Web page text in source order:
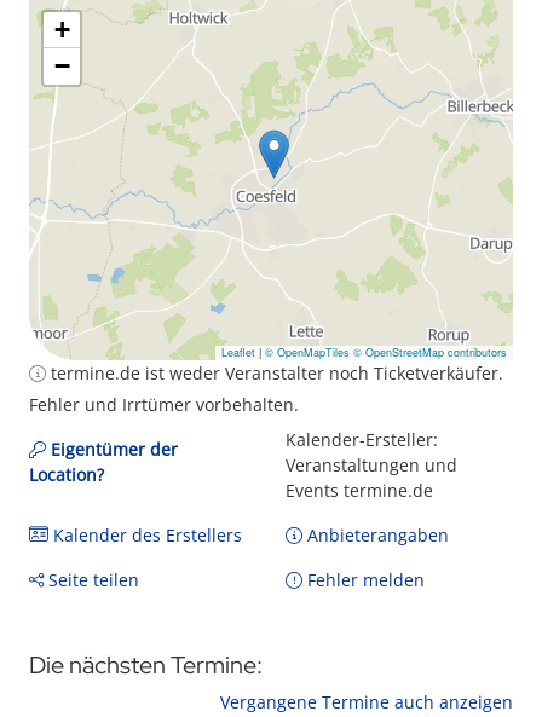
+
−
Leaflet | © OpenMapTiles © OpenStreetMap contributors
termine.de ist weder Veranstalter noch Ticketverkäufer.
Fehler und Irrtümer vorbehalten.
Eigentümer der
Location?
Kalender-Ersteller:
Veranstaltungen und
Events termine.de
Kalender des Erstellers
Anbieterangaben
Seite teilen
Fehler melden
Die nächsten Termine:
Vergangene Termine auch anzeigen